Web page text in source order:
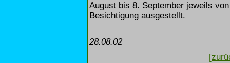
August bis 8. September jeweils
Besichtigung ausgestellt.
28.08.02